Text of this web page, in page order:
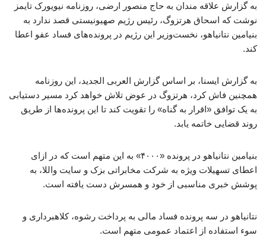
به گزارش علاقه مندان به حاج منصور ارضی، روزنامه نیویورک تایمز
نوشت که اسحاق هرتزوگ، رئیس رژیم صهیونیستی قصد ندارد به
بنیامین نتانیاهو، نخست‌وزیر این رژیم در پرونده‌های فساد عفو اعطا
کند.
به گزارش ایسنا، بر اساس گزارش العربی الجدید، این روزنامه
همچنین فاش کرد، هرتزوگ در عوض تلاش خواهد کرد مسیر دستیابی
به یک توافق «اقرار به گناه» را تقویت کند تا این پرونده‌ها از طریق
روند قضایی خاتمه یابد.
بنیامین نتانیاهو در پرونده «۴۰۰۰» به این متهم است که در ازای
اعطای تسهیلات ویژه به شرکت مخابراتی بزک و سایت واللا، به
پوشش خبری مناسبی از خود و همسرش دست یافته است.
نتانیاهو در سه پرونده فساد مالی به پرداخت رشوه، کلاهبرداری و
سوء استفاده از اعتماد عمومی متهم است.